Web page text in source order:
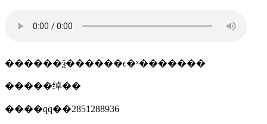
������ѯ������ϵ�ˣ�������
�����绰��
����qq��2851288936